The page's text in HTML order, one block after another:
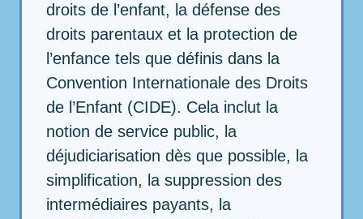
droits de l’enfant, la défense des
droits parentaux et la protection de
l’enfance tels que définis dans la
Convention Internationale des Droits
de l’Enfant (CIDE). Cela inclut la
notion de service public, la
déjudiciarisation dès que possible, la
simplification, la suppression des
intermédiaires payants, la